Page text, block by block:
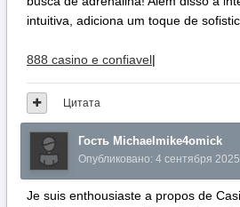
intuitiva, adiciona um toque de
888 casino e confiavel|
Цитата
Гость Michaelmike4omick
Опубликовано: 4 сентября 2025
Je suis enthousiaste a propos de